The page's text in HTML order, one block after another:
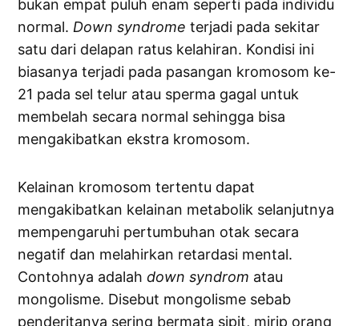
bukan empat puluh enam seperti pada individu
normal. Down syndrome terjadi pada sekitar
satu dari delapan ratus kelahiran. Kondisi ini
biasanya terjadi pada pasangan kromosom ke-
21 pada sel telur atau sperma gagal untuk
membelah secara normal sehingga bisa
mengakibatkan ekstra kromosom.
Kelainan kromosom tertentu dapat
mengakibatkan kelainan metabolik selanjutnya
mempengaruhi pertumbuhan otak secara
negatif dan melahirkan retardasi mental.
Contohnya adalahdown syndrom atau
mongolisme. Disebut mongolisme sebab
penderitanya sering bermata sipit, mirip orang